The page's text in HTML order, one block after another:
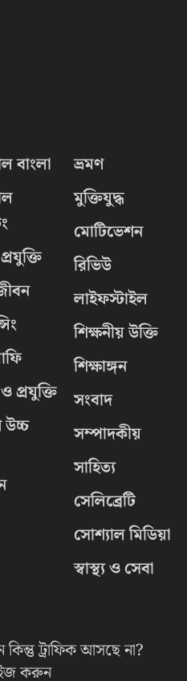
বাংলা
প্রযুক্তি
উচ্চ
ভ্রমণ
মুক্তিযুদ্ধ
মোটিভেশন
রিভিউ
লাইফস্টাইল
শিক্ষনীয় উক্তি
শিক্ষাঙ্গন
সংবাদ
সম্পাদকীয়
সাহিত্য
সেলিব্রেটি
সোশ্যাল মিডিয়া
স্বাস্থ্য ও সেবা
কিন্তু ট্রাফিক আসছে না?
করুন